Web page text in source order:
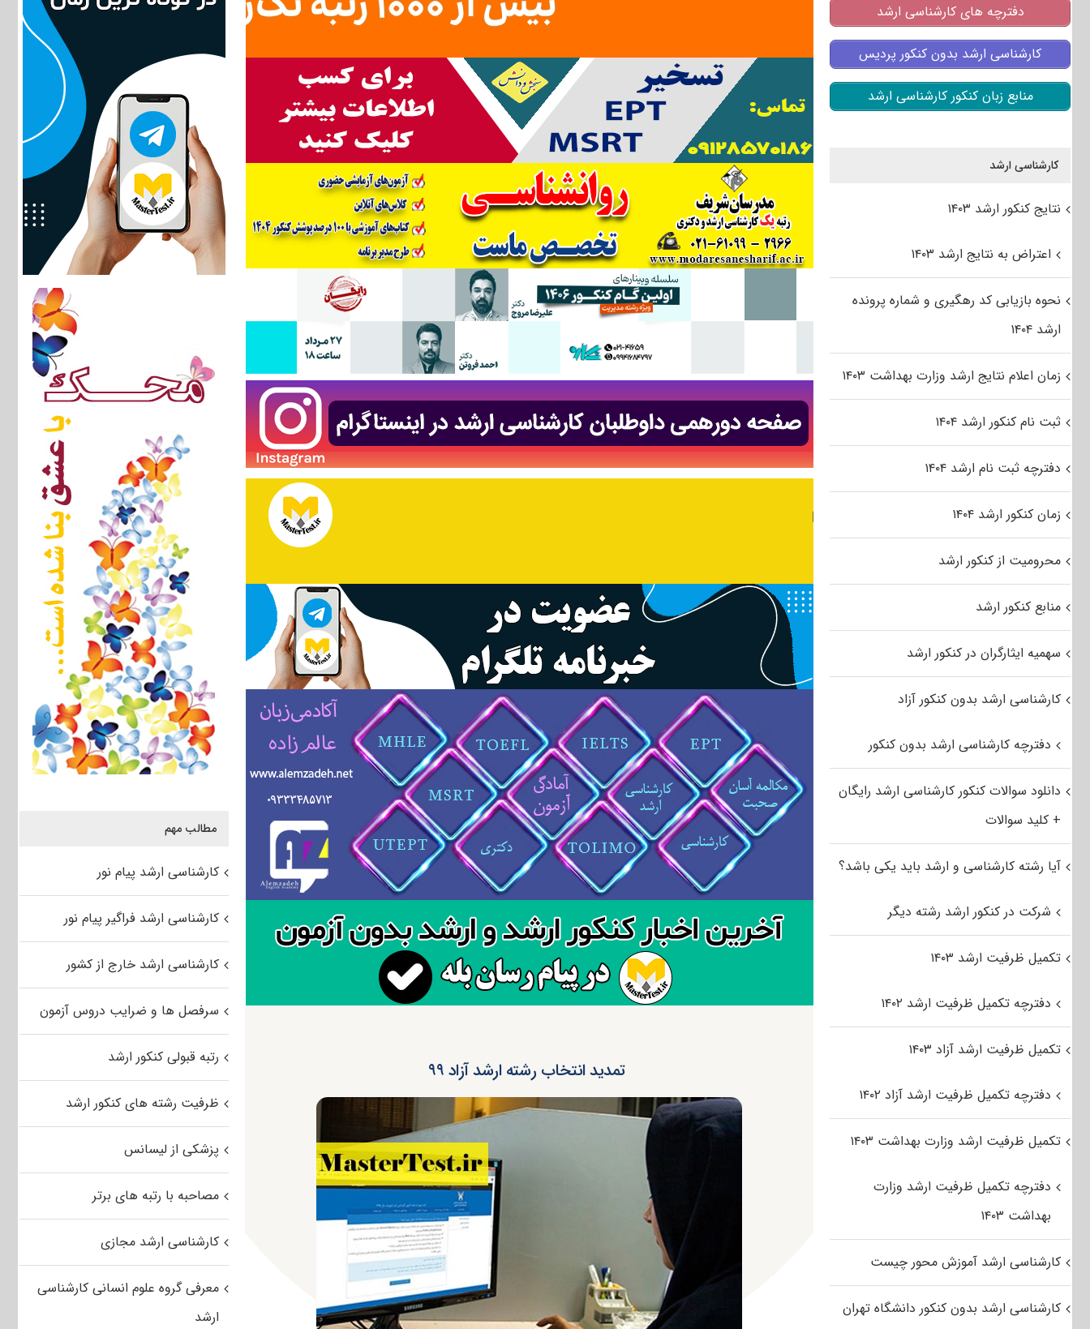
تمدید انتخاب رشته ارشد آزاد ۹۹
مطالب مهم
کارشناسی ارشد پیام نور
کارشناسی ارشد فراگیر پیام نور
کارشناسی ارشد خارج از کشور
سرفصل ها و ضرایب دروس آزمون
رتبه قبولی کنکور ارشد
ظرفیت رشته های کنکور ارشد
پزشکی از لیسانس
مصاحبه با رتبه های برتر
کارشناسی ارشد مجازی
معرفی گروه علوم انسانی کارشناسی
ارشد
دفترچه های کارشناسی ارشد
کارشناسی ارشد بدون کنکور پردیس
منابع زبان کنکور کارشناسی ارشد
کارشناسی ارشد
نتایج کنکور ارشد ۱۴۰۳
اعتراض به نتایج ارشد ۱۴۰۳
نحوه بازیابی کد رهگیری و شماره پرونده
ارشد ۱۴۰۴
زمان اعلام نتایج ارشد وزارت بهداشت ۱۴۰۳
ثبت نام کنکور ارشد ۱۴۰۴
دفترچه ثبت نام ارشد ۱۴۰۴
زمان کنکور ارشد ۱۴۰۴
محرومیت از کنکور ارشد
منابع کنکور ارشد
سهمیه ایثارگران در کنکور ارشد
کارشناسی ارشد بدون کنکور آزاد
دفترچه کارشناسی ارشد بدون کنکور
دانلود سوالات کنکور کارشناسی ارشد رایگان
+ کلید سوالات
آیا رشته کارشناسی و ارشد باید یکی باشد؟
شرکت در کنکور ارشد رشته دیگر
تکمیل ظرفیت ارشد ۱۴۰۳
دفترچه تکمیل ظرفیت ارشد ۱۴۰۲
تکمیل ظرفیت ارشد آزاد ۱۴۰۳
دفترچه تکمیل ظرفیت ارشد آزاد ۱۴۰۲
تکمیل ظرفیت ارشد وزارت بهداشت ۱۴۰۳
دفترچه تکمیل ظرفیت ارشد وزارت
بهداشت ۱۴۰۳
کارشناسی ارشد آموزش محور چیست
کارشناسی ارشد بدون کنکور دانشگاه تهران